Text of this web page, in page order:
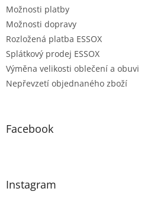
Možnosti platby
Možnosti dopravy
Rozložená platba ESSOX
Splátkový prodej ESSOX
Výměna velikosti oblečení a obuvi
Nepřevzetí objednaného zboží
Facebook
Instagram